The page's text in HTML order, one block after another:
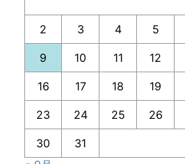
2 3 4 5
9 10 11 12
16 17 18 19
23 24 25 26
30
31